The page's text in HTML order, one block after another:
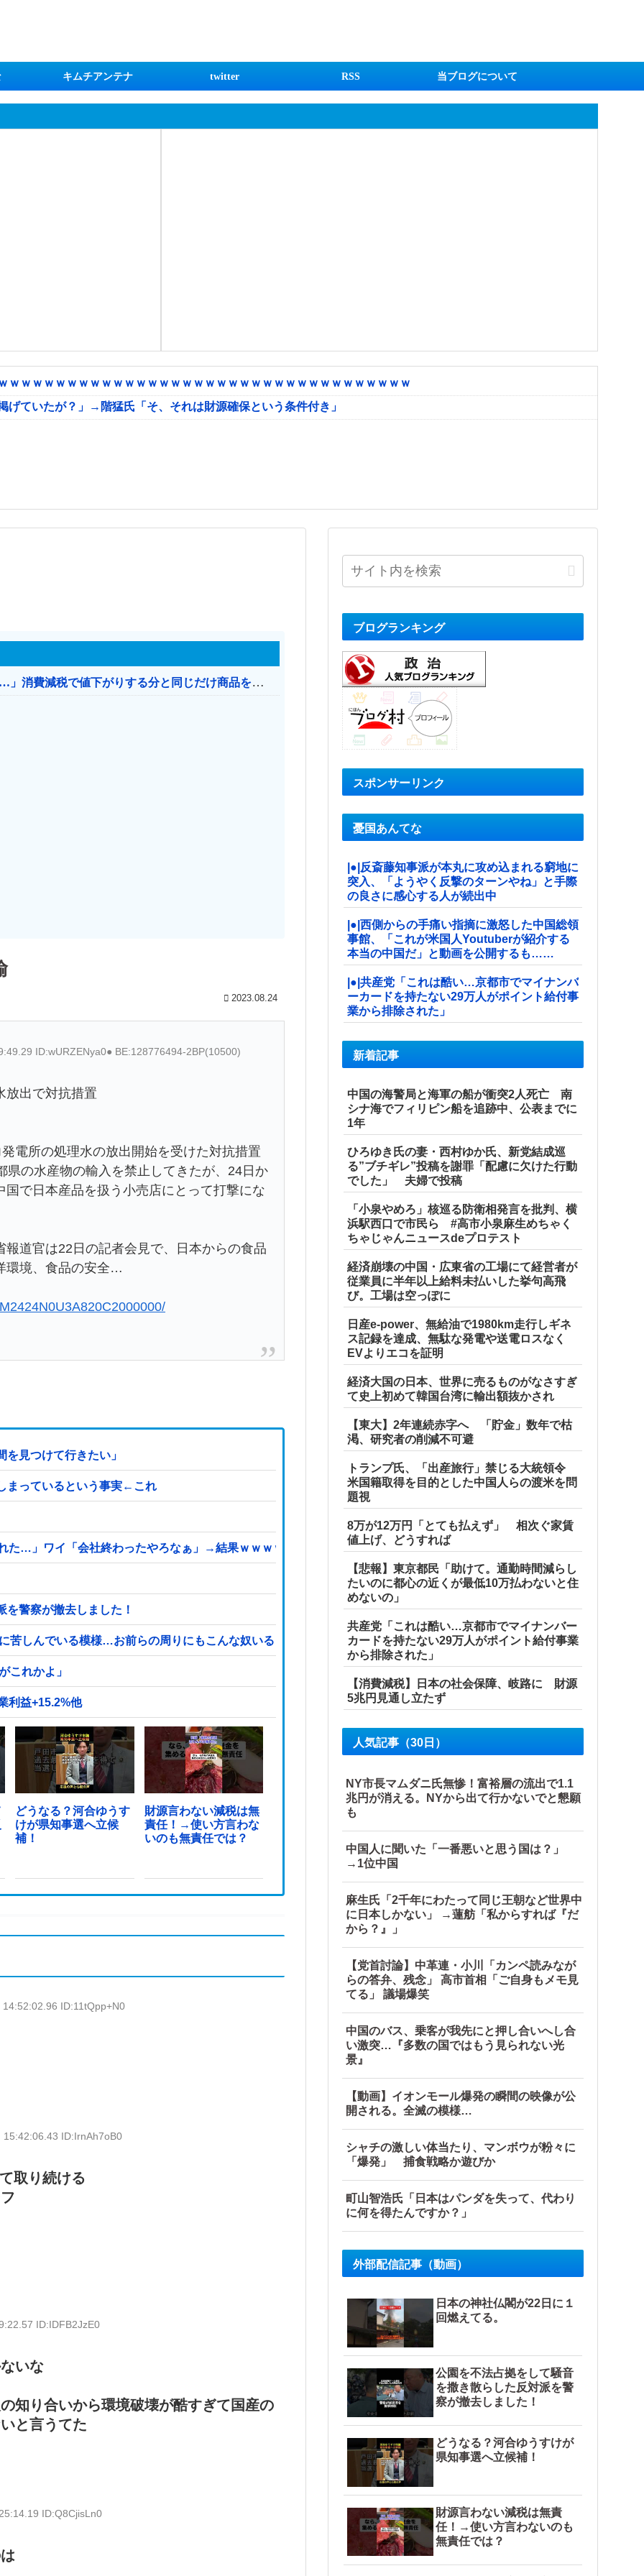
キムチアンテナ twitter RSS 当ブログについて
ｗｗｗｗｗｗｗｗｗｗｗｗｗｗｗｗｗｗｗｗｗｗｗｗｗｗｗｗｗｗｗｗｗｗ
ていたが？」→階猛氏「そ、それは財源確保という条件付き」
【消費税率1％】 「下げるのが筋なんですけど…」消費減税で値下がりする分と同じだけ商品を値上げして店頭価格を変えない店も
2023.08.24
ID:wURZENya0● BE:128776494-2BP(10500)
出で対抗措置
電所の処理水の放出開始を受けた対抗措置
の水産物の輸入を禁止してきたが、24日か
で日本産品を扱う小売店にとって打撃にな
道官は22日の記者会見で、日本からの食品
環境、食品の安全…
見つけて行きたい」
まっているという事実←これ
た…」ワイ「会社終わったやろなぁ」→結果ｗｗｗｗ
警察が撤去しました！
苦しんでいる模様…お前らの周りにもこんな奴いる？
これかよ」
利益+15.2%他
どうなる？河合ゆうす
けが県知事選へ立候
補！
財源言わない減税は無
責任！→使い方言わな
いのも無責任では？
ID:11tQpp+N0
ID:IrnAh7oB0
取り続ける
ID:IDFB2JzE0
いな
知り合いから環境破壊が酷すぎて国産の
と言うてた
ID:Q8CjisLn0
ブログランキング
スポンサーリンク
憂国あんてな
|●|反斎藤知事派が本丸に攻め込まれる窮地に
突入、「ようやく反撃のターンやね」と手際
の良さに感心する人が続出中
|●|西側からの手痛い指摘に激怒した中国総領
事館、「これが米国人Youtuberが紹介する
本当の中国だ」と動画を公開するも……
|●|共産党「これは酷い…京都市でマイナンバ
ーカードを持たない29万人がポイント給付事
業から排除された」
新着記事
中国の海警局と海軍の船が衝突2人死亡 南
シナ海でフィリピン船を追跡中、公表までに
1年
ひろゆき氏の妻・西村ゆか氏、新党結成巡
る”ブチギレ”投稿を謝罪「配慮に欠けた行動
でした」 夫婦で投稿
「小泉やめろ」核巡る防衛相発言を批判、横
浜駅西口で市民ら #高市小泉麻生めちゃく
ちゃじゃんニュースdeプロテスト
経済崩壊の中国・広東省の工場にて経営者が
従業員に半年以上給料未払いした挙句高飛
び。工場は空っぽに
日産e-power、無給油で1980km走行しギネ
ス記録を達成、無駄な発電や送電ロスなく
EVよりエコを証明
経済大国の日本、世界に売るものがなさすぎ
て史上初めて韓国台湾に輸出額抜かされ
【東大】2年連続赤字へ 「貯金」数年で枯
渇、研究者の削減不可避
トランプ氏、「出産旅行」禁じる大統領令
米国籍取得を目的とした中国人らの渡米を問
題視
8万が12万円「とても払えず」 相次ぐ家賃
値上げ、どうすれば
【悲報】東京都民「助けて。通勤時間減らし
たいのに都心の近くが最低10万払わないと住
めないの」
共産党「これは酷い…京都市でマイナンバー
カードを持たない29万人がポイント給付事業
から排除された」
【消費減税】日本の社会保障、岐路に 財源
5兆円見通し立たず
人気記事（30日）
NY市長マムダニ氏無惨！富裕層の流出で1.1
兆円が消える。NYから出て行かないでと懇願
も
中国人に聞いた「一番悪いと思う国は？」
→1位中国
麻生氏「2千年にわたって同じ王朝など世界中
に日本しかない」 →蓮舫「私からすれば『だ
から？』」
【党首討論】中革連・小川「カンペ読みなが
らの答弁、残念」 高市首相「ご自身もメモ見
てる」 議場爆笑
中国のバス、乗客が我先にと押し合いへし合
い激突…『多数の国ではもう見られない光
景』
【動画】イオンモール爆発の瞬間の映像が公
開される。全滅の模様…
シャチの激しい体当たり、マンボウが粉々に
「爆発」 捕食戦略か遊びか
町山智浩氏「日本はパンダを失って、代わり
に何を得たんですか？」
外部配信記事（動画）
日本の神社仏閣が22日に１
回燃えてる。
公園を不法占拠をして騒音
を撒き散らした反対派を警
察が撤去しました！
どうなる？河合ゆうすけが
県知事選へ立候補！
財源言わない減税は無責
任！→使い方言わないのも
無責任では？